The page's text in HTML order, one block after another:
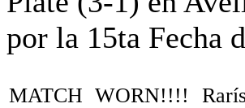
MATCH WORN!!!!